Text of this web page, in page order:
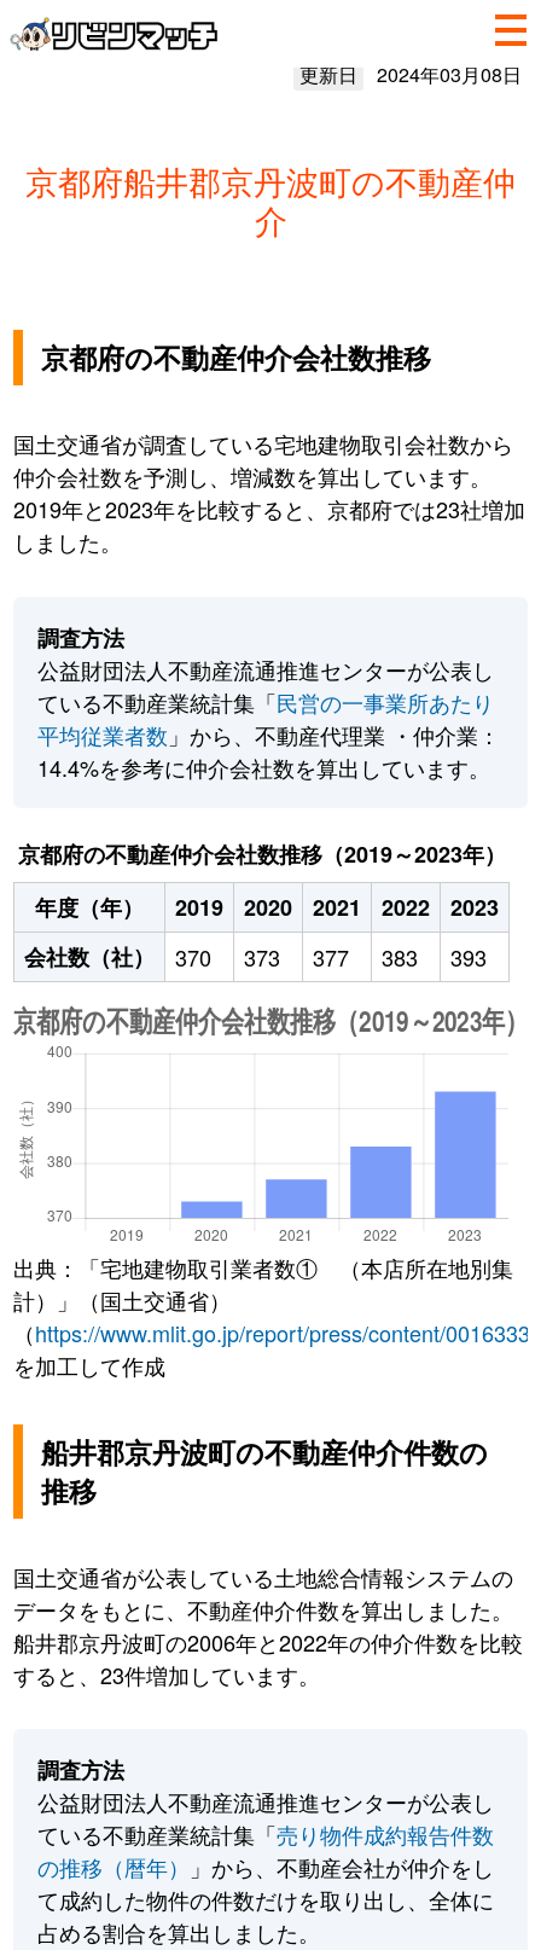
更新日 2024年03月08日
京都府船井郡京丹波町の不動産仲
介
京都府の不動産仲介会社数推移
国土交通省が調査している宅地建物取引会社数から
仲介会社数を予測し、増減数を算出しています。
2019年と2023年を比較すると、京都府では23社増加
しました。
調査方法
公益財団法人不動産流通推進センターが公表し
ている不動産業統計集「民営の一事業所あたり
平均従業者数 」から、不動産代理業 ・仲介業：
14.4%を参考に仲介会社数を算出しています。
京都府の不動産仲介会社数推移（2019～2023年）
年度（年）
2019 2020 2021 2022
2023
会社数（社）
370 373 377 383 393
出典：「宅地建物取引業者数① （本店所在地別集
計）」（国土交通省）
（https://www.mlit.go.jp/report/press/content/
を加工して作成
船井郡京丹波町の不動産仲介件数の
推移
国土交通省が公表している土地総合情報システムの
データをもとに、不動産仲介件数を算出しました。
船井郡京丹波町の2006年と2022年の仲介件数を比較
すると、23件増加しています。
調査方法
公益財団法人不動産流通推進センターが公表し
ている不動産業統計集「売り物件成約報告件数
の推移（暦年）
」から、不動産会社が仲介をし
て成約した物件の件数だけを取り出し、全体に
占める割合を算出しました。